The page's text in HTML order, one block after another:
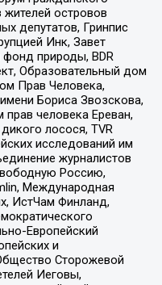
островов
депутатов, Гринпис
Инк, Завет
фонд природы, BDR
Образовательный дом
Прав Человека,
Бориса Звозскова,
человека Ереван,
лосося, TVR
исследований им
журналистов
Россию,
Международная
ИстЧам Финланд,
Европейский
и
Сторожевой
Иеговы,